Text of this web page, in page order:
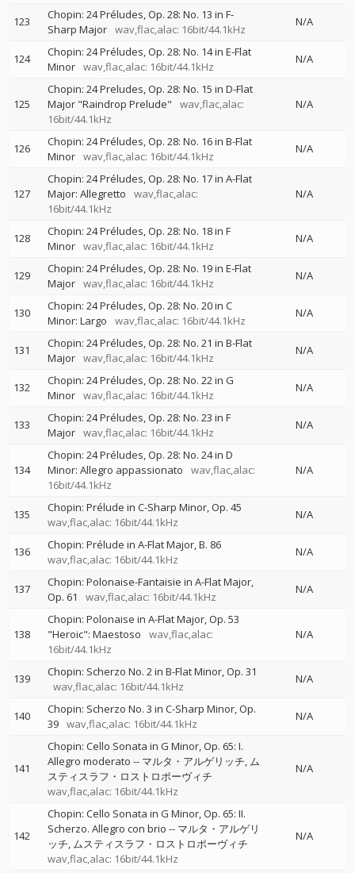
123
Chopin: 24 Préludes, Op. 28: No. 13 in F-
Sharp Major wav,flac,alac: 16bit/44.1kHz
N/A
124
Chopin: 24 Préludes, Op. 28: No. 14 in E-Flat
Minor wav,flac,alac: 16bit/44.1kHz
N/A
125
Chopin: 24 Preludes, Op. 28: No. 15 in D-Flat
Major "Raindrop Prelude"
wav,flac,alac:
16bit/44.1kHz
N/A
126
Chopin: 24 Préludes, Op. 28: No. 16 in B-Flat
Minor wav,flac,alac: 16bit/44.1kHz
N/A
127
Chopin: 24 Préludes, Op. 28: No. 17 in A-Flat
Major: Allegretto
wav,flac,alac:
16bit/44.1kHz
N/A
128
Chopin: 24 Préludes, Op. 28: No. 18 in F
Minor wav,flac,alac: 16bit/44.1kHz
N/A
129
Chopin: 24 Préludes, Op. 28: No. 19 in E-Flat
Major wav,flac,alac: 16bit/44.1kHz
N/A
130
Chopin: 24 Préludes, Op. 28: No. 20 in C
Minor: Largo
wav,flac,alac: 16bit/44.1kHz
N/A
131
Chopin: 24 Préludes, Op. 28: No. 21 in B-Flat
Major wav,flac,alac: 16bit/44.1kHz
N/A
132
Chopin: 24 Préludes, Op. 28: No. 22 in G
Minor wav,flac,alac: 16bit/44.1kHz
N/A
133
Chopin: 24 Préludes, Op. 28: No. 23 in F
Major wav,flac,alac: 16bit/44.1kHz
N/A
134
Chopin: 24 Préludes, Op. 28: No. 24 in D
Minor: Allegro appassionato
wav,flac,alac:
16bit/44.1kHz
N/A
135
Chopin: Prélude in C-Sharp Minor, Op. 45
wav,flac,alac: 16bit/44.1kHz
N/A
136
Chopin: Prélude in A-Flat Major, B. 86
wav,flac,alac: 16bit/44.1kHz
N/A
137
Chopin: Polonaise-Fantaisie in A-Flat Major,
Op. 61
wav,flac,alac: 16bit/44.1kHz
N/A
138
Chopin: Polonaise in A-Flat Major, Op. 53
"Heroic": Maestoso
wav,flac,alac:
16bit/44.1kHz
N/A
139
Chopin: Scherzo No. 2 in B-Flat Minor, Op. 31
wav,flac,alac: 16bit/44.1kHz
N/A
140
Chopin: Scherzo No. 3 in C-Sharp Minor, Op.
39 wav,flac,alac: 16bit/44.1kHz
N/A
141
Chopin: Cello Sonata in G Minor, Op. 65: I.
Allegro moderato -- マルタ・アルゲリッチ ム
スティスラフ・ロストロポーヴィチ
wav,flac,alac: 16bit/44.1kHz
N/A
142
Chopin: Cello Sonata in G Minor, Op. 65: II.
Scherzo. Allegro con brio -- マルタ・アルゲリ
ッチ ムスティスラフ・ロストロポーヴィチ
wav,flac,alac: 16bit/44.1kHz
N/A